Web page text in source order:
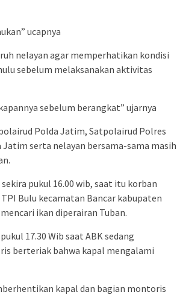
ucapnya
nelayan agar memperhatikan kondisi
sebelum melaksanakan aktivitas
sebelum berangkat” ujarnya
Polda Jatim, Satpolairud Polres
serta nelayan bersama-sama masih
pukul 16.00 wib, saat itu korban
Bulu kecamatan Bancar kabupaten
ikan diperairan Tuban.
17.30 Wib saat ABK sedang
berteriak bahwa kapal mengalami
kapal dan bagian montoris